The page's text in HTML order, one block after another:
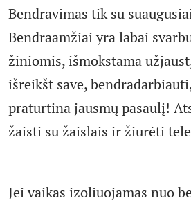
Bendravimas tik su
Bendraamžiai yra labai
žiniomis, išmokstama
išreikšt save,
praturtina jausmų pasaulį!
žaisti su žaislais ir žiūrėti
Jei vaikas izoliuojamas nuo